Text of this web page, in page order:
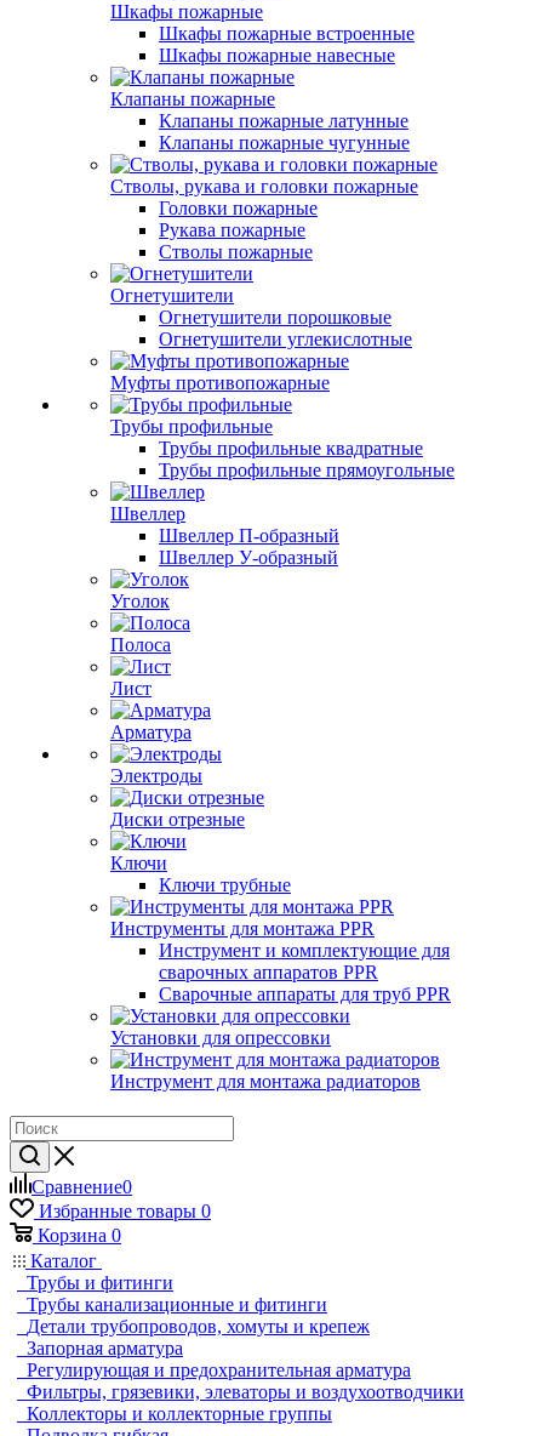
Шкафы пожарные
Шкафы пожарные встроенные
Шкафы пожарные навесные
Клапаны пожарные
Клапаны пожарные латунные
Клапаны пожарные чугунные
Стволы, рукава и головки пожарные
Головки пожарные
Рукава пожарные
Стволы пожарные
Огнетушители
Огнетушители порошковые
Огнетушители углекислотные
Муфты противопожарные
Трубы профильные
Трубы профильные квадратные
Трубы профильные прямоугольные
Швеллер
Швеллер П-образный
Швеллер У-образный
Уголок
Полоса
Лист
Арматура
Электроды
Диски отрезные
Ключи
Ключи трубные
Инструменты для монтажа PPR
Инструмент и комплектующие для
сварочных аппаратов PPR
Сварочные аппараты для труб PPR
Установки для опрессовки
Инструмент для монтажа радиаторов
Сравнение0
Избранные товары 0
Корзина 0
Каталог
Трубы и фитинги
Трубы канализационные и фитинги
Детали трубопроводов, хомуты и крепеж
Запорная арматура
Регулирующая и предохранительная арматура
Фильтры, грязевики, элеваторы и воздухоотводчики
Коллекторы и коллекторные группы